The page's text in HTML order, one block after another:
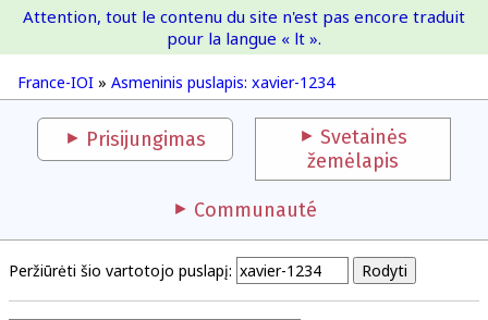
France-IOI
France-IOI » Asmeninis puslapis: xavier-1234
Attention, tout le contenu du site n'est pas encore traduit
pour la langue « lt ».
Prisijungimas
Svetainės
žemėlapis
Communauté
Peržiūrėti šio vartotojo puslapį: